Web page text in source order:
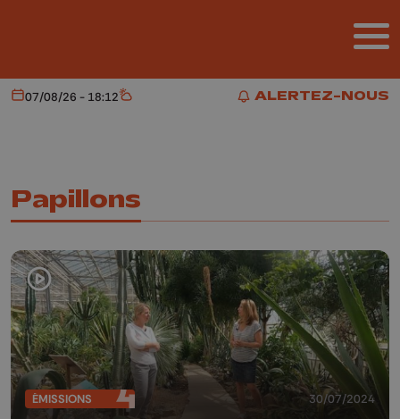
ALERTEZ-NOUS
ALERTEZ-NOUS
Aujourd'hui
07/08/26 - 18:12 Météo
Papillons
ÉMISSIONS 30/07/2024